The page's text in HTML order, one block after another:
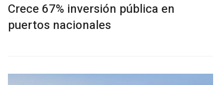
Crece 67% inversión pública en
puertos nacionales